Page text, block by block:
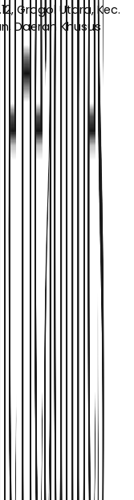
Grogol Utara, Kec.
Daerah Khusus